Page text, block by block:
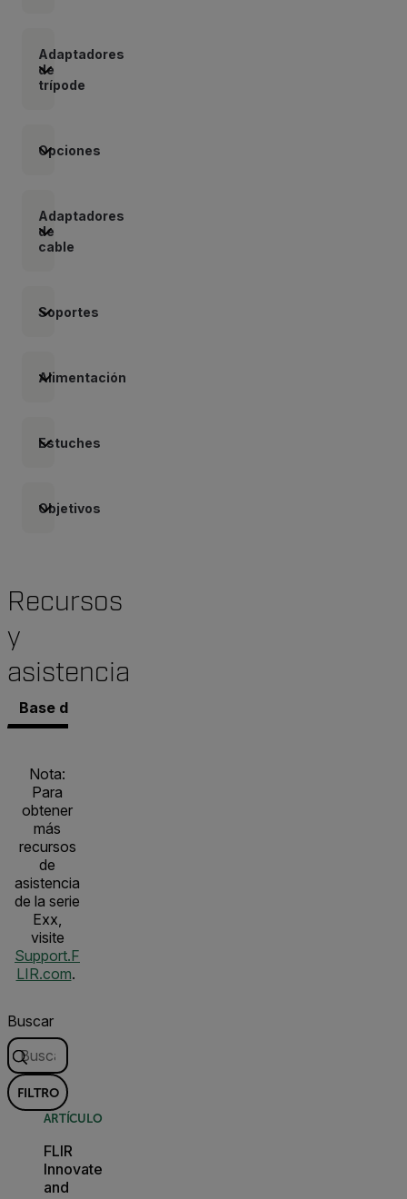
Adaptadores
de
trípode
Opciones
Adaptadores
de
cable
Soportes
Alimentación
Estuches
Objetivos
Recursos
y
asistencia
Base de conocimientos
Nota:
Para
obtener
más
recursos
de
asistencia
de la serie
Exx,
visite
Support.F
LIR.com.
Buscar
FILTRO
ARTÍCULO
FLIR
Innovate
and